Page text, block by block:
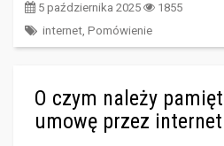
5 października 2025
1855
internet,Pomówienie
O czym należy
umowę przez internet